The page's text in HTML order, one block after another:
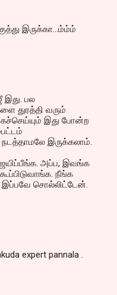
இருக்கா...ம்ம்ம்
பல
துரத்தி வரும்
இது போன்ற
இருக்கலாம்.
அப்ப, இவங்க
நீங்க
இப்பவே சொல்லிட்டேன்.
expert pannala .